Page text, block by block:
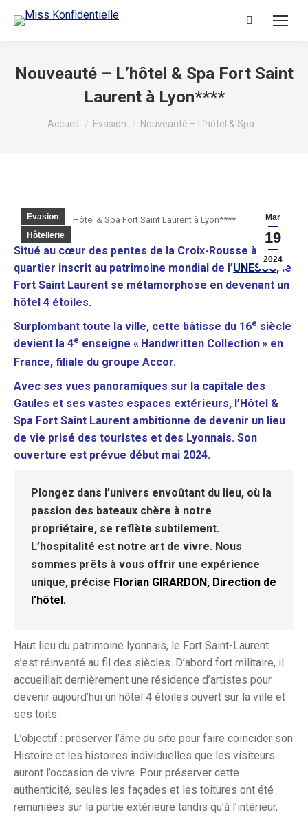
Recherche
Nouveauté – L’hôtel & Spa Fort Saint
Laurent à Lyon****
Vous êtes ici :
Accueil Evasion Nouveauté – L’hôtel & Spa…
Mar
19
2024
Evasion
Hôtellerie
Hôtel & Spa Fort Saint Laurent à Lyon****
Situé au cœur des pentes de la Croix-Rousse à Lyon,
quartier inscrit au patrimoine mondial de l’UNESCO, le
Fort Saint Laurent se métamorphose en devenant un
hôtel 4 étoiles.
Surplombant toute la ville, cette bâtisse du 16e siècle
devient la 4e enseigne « Handwritten Collection » en
France, filiale du groupe Accor.
Avec ses vues panoramiques sur la capitale des
Gaules et ses vastes espaces extérieurs, l’Hôtel &
Spa Fort Saint Laurent ambitionne de devenir un lieu
de vie prisé des touristes et des Lyonnais. Son
ouverture est prévue début mai 2024.
Plongez dans l’univers envoûtant du lieu, où la
passion des bateaux chère à notre
propriétaire, se reflète subtilement.
L’hospitalité est notre art de vivre. Nous
sommes prêts à vous offrir une expérience
unique, précise Florian GIRARDON, Direction de
l’hôtel.
Haut lieu du patrimoine lyonnais, le Fort Saint-Laurent
s’est réinventé au fil des siècles. D’abord fort militaire, il
accueillait dernièrement une résidence d’artistes pour
devenir aujourd’hui un hôtel 4 étoiles ouvert sur la ville et
ses toits.
L’objectif : préserver l’âme du site pour faire coïncider son
Histoire et les histoires individuelles que les visiteurs
auront l’occasion de vivre. Pour préserver cette
authenticité, seules les façades et les toitures ont été
remaniées sur la partie extérieure tandis qu’à l’intérieur,